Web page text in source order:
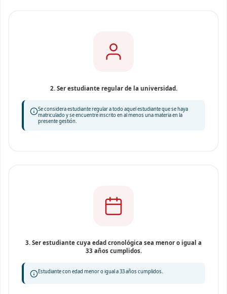
2. Ser estudiante regular de la universidad.
Se considera estudiante regular a todo aquel estudiante que se haya
matriculado y se encuentre inscrito en al menos una materia en la
presente gestión.
3. Ser estudiante cuya edad cronológica sea menor o igual a
33 años cumplidos.
Estudiante con edad menor o igual a 33 años cumplidos.